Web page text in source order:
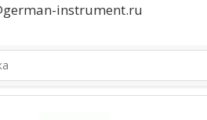
instrument.ru